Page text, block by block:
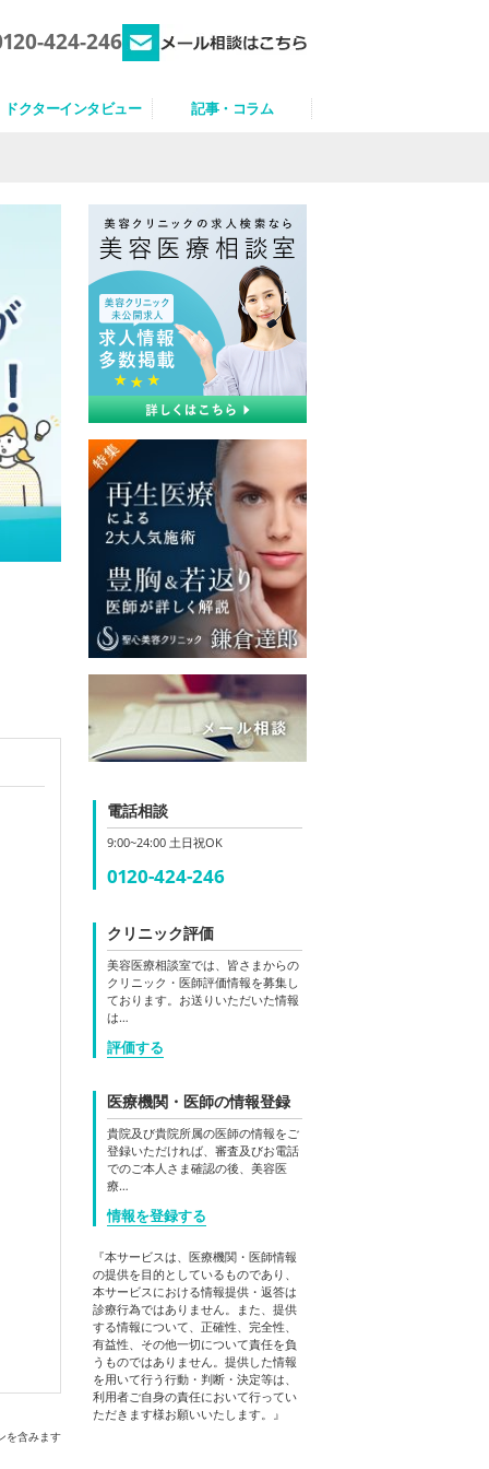
424-246
ドクターインタビュー 記事・コラム
を含みます
電話相談
9:00~24:00 土日祝OK
0120-424-246
クリニック評価
美容医療相談室では、皆さまからの
クリニック・医師評価情報を募集し
ております。お送りいただいた情報
は…
評価する
医療機関・医師の情報登録
貴院及び貴院所属の医師の情報をご
登録いただければ、審査及びお電話
でのご本人さま確認の後、美容医
療…
情報を登録する
『本サービスは、医療機関・医師情報
の提供を目的としているものであり、
本サービスにおける情報提供・返答は
診療行為ではありません。また、提供
する情報について、正確性、完全性、
有益性、その他一切について責任を負
うものではありません。提供した情報
を用いて行う行動・判断・決定等は、
利用者ご自身の責任において行ってい
ただきます様お願いいたします。』